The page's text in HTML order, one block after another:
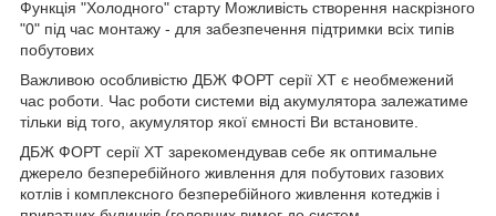
Функція "Холодного" старту Можливість створення наскрізного
"0" під час монтажу - для забезпечення підтримки всіх типів
побутових
Важливою особливістю ДБЖ ФОРТ серії XT є необмежений
час роботи. Час роботи системи від акумулятора залежатиме
тільки від того, акумулятор якої ємності Ви встановите.
ДБЖ ФОРТ серії XT зарекомендував себе як оптимальне
джерело безперебійного живлення для побутових газових
котлів і комплексного безперебійного живлення котеджів і